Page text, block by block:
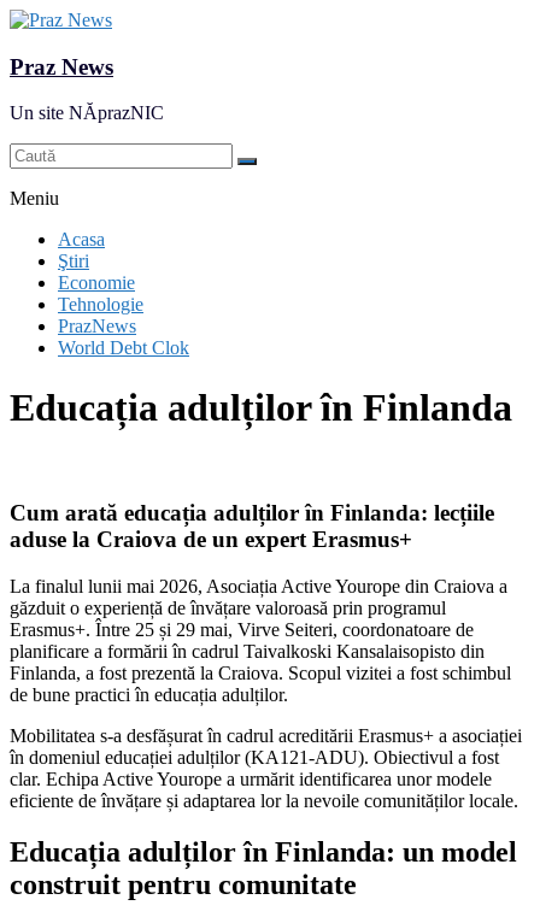
Praz News
Un site NĂprazNIC
Meniu
Acasa
Ştiri
Economie
Tehnologie
PrazNews
World Debt Clok
Educația adulților în Finlanda
Cum arată educația adulților în Finlanda: lecțiile
aduse la Craiova de un expert Erasmus+
La finalul lunii mai 2026, Asociația Active Yourope din Craiova a
găzduit o experiență de învățare valoroasă prin programul
Erasmus+. Între 25 și 29 mai, Virve Seiteri, coordonatoare de
planificare a formării în cadrul Taivalkoski Kansalaisopisto din
Finlanda, a fost prezentă la Craiova. Scopul vizitei a fost schimbul
de bune practici în educația adulților.
Mobilitatea s-a desfășurat în cadrul acreditării Erasmus+ a asociației
în domeniul educației adulților (KA121-ADU). Obiectivul a fost
clar. Echipa Active Yourope a urmărit identificarea unor modele
eficiente de învățare și adaptarea lor la nevoile comunităților locale.
Educația adulților în Finlanda: un model
construit pentru comunitate